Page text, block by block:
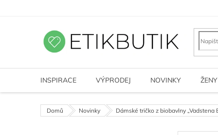
INSPIRACE VÝPRODEJ NOVINKY ŽENY
Domů Novinky Dámské tričko z biobavlny „Vadstena